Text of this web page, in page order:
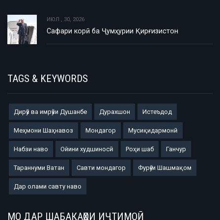
ИЮЛ., 30, 2026
Сафари корӣ ба Ҷумҳурии Қирғизистон
TAGS & KEYWORDS
Дирӯз ва имрӯзи Душанбе Дурахшон Истеъдод
Меҳмони Шаҳнавоз Мондагор Мусиқидармонӣ
Набзи наво Ойини худшиносӣ Роҳи шаб Ганчур
Тараннуми Ватан Савти мондагор Фурӯғи Шашмақом
Дар олами савту наво
МО ДАР ШАБАКАҲОИ ИҶТИМОӢ